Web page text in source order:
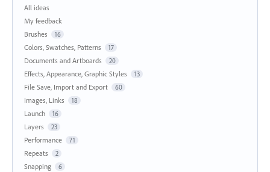
All ideas
My feedback
Brushes
16
Colors, Swatches, Patterns 17
Documents and Artboards 20
Effects, Appearance, Graphic Styles 13
File Save, Import and Export 60
Images, Links 18
Launch 16
Layers 23
Performance 71
Repeats 2
Snapping 6